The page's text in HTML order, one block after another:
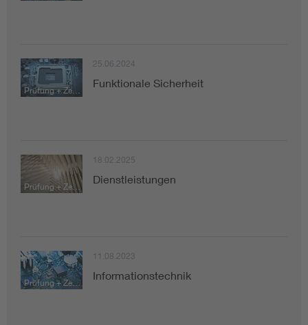
Prüfung + Zertifizierung
25.06.2024
Funktionale Sicherheit
Prüfung + Zertifizierung
18.02.2025
Dienstleistungen
Prüfung + Zertifizierung
11.08.2023
Informationstechnik